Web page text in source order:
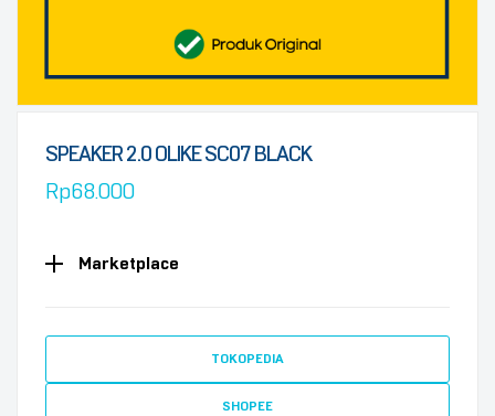
SPEAKER 2.0 OLIKE SC07 BLACK
Rp68.000
Marketplace
TOKOPEDIA
SHOPEE